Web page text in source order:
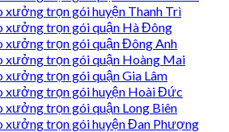
xưởng trọn gói huyện Thanh Trì
xưởng trọn gói quận Hà Đông
xưởng trọn gói quận Đông Anh
xưởng trọn gói quận Hoàng Mai
xưởng trọn gói quận Gia Lâm
xưởng trọn gói huyện Hoài Đức
xưởng trọn gói quận Long Biên
xưởng trọn gói huyện Đan Phượng